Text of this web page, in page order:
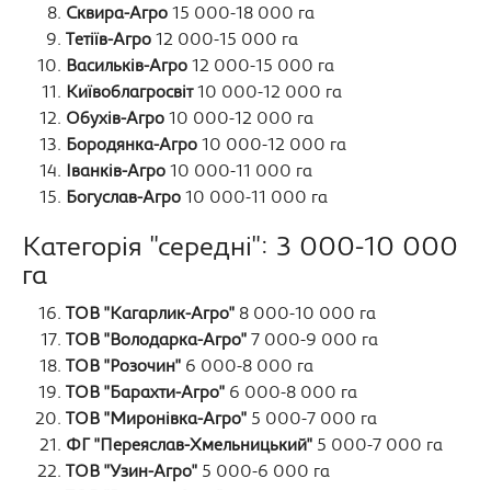
Сквира-Агро 15 000-18 000 га
Тетіїв-Агро 12 000-15 000 га
Васильків-Агро 12 000-15 000 га
Київоблагросвіт10 000-12 000 га
Обухів-Агро 10 000-12 000 га
Бородянка-Агро 10 000-12 000 га
Іванків-Агро 10 000-11 000 га
Богуслав-Агро 10 000-11 000 га
Категорія "середні": 3 000-10 000
га
ТОВ "Кагарлик-Агро" 8 000-10 000 га
ТОВ "Володарка-Агро" 7 000-9 000 га
ТОВ "Розочин" 6 000-8 000 га
ТОВ "Барахти-Агро" 6 000-8 000 га
ТОВ "Миронівка-Агро" 5 000-7 000 га
ФГ "Переяслав-Хмельницький" 5 000-7 000 га
ТОВ "Узин-Агро" 5 000-6 000 га